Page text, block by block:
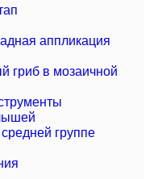
аппликация
гриб в мозаичной
группе